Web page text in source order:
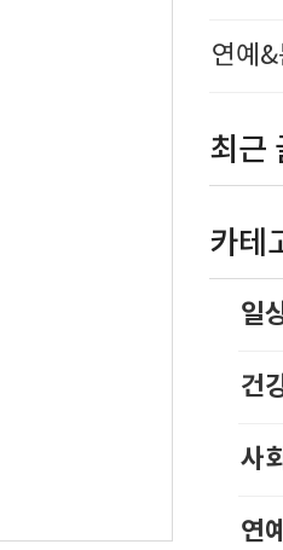
연예
최근
카테
일
건
사
연